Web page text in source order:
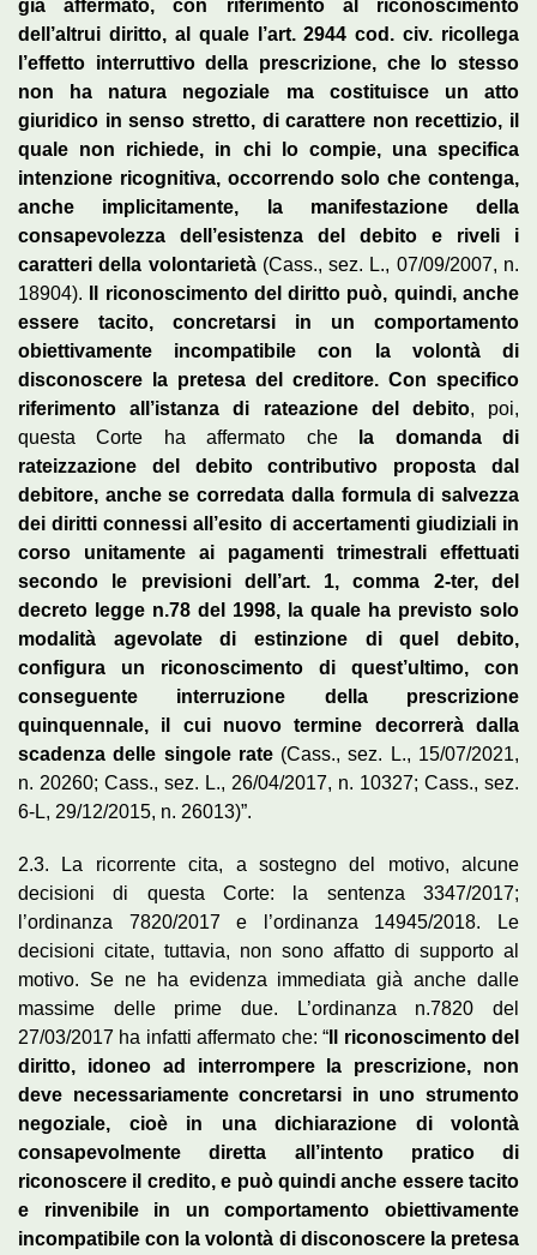
già affermato, con riferimento al riconoscimento
dell’altrui diritto, al quale l’art. 2944 cod. civ. ricollega
l’effetto interruttivo della prescrizione, che lo stesso
non ha natura negoziale ma costituisce un atto
giuridico in senso stretto, di carattere non recettizio, il
quale non richiede, in chi lo compie, una specifica
intenzione ricognitiva, occorrendo solo che contenga,
anche implicitamente, la manifestazione della
consapevolezza dell’esistenza del debito e riveli i
caratteri della volontarietà(Cass., sez. L., 07/09/2007, n.
18904).
Il riconoscimento del diritto può, quindi, anche
essere tacito, concretarsi in un comportamento
obiettivamente incompatibile con la volontà di
disconoscere la pretesa del creditore. Con specifico
riferimento all’istanza di rateazione del debito, poi,
questa Corte ha affermato che
la domanda di
rateizzazione del debito contributivo proposta dal
debitore, anche se corredata dalla formula di salvezza
dei diritti connessi all’esito di accertamenti giudiziali in
corso unitamente ai pagamenti trimestrali effettuati
secondo le previsioni dell’art. 1, comma 2-ter, del
decreto legge n.78 del 1998, la quale ha previsto solo
modalità agevolate di estinzione di quel debito,
configura un riconoscimento di quest’ultimo, con
conseguente interruzione della prescrizione
quinquennale, il cui nuovo termine decorrerà dalla
scadenza delle singole rate(Cass., sez. L., 15/07/2021,
n. 20260; Cass., sez. L., 26/04/2017, n. 10327; Cass., sez.
6-L, 29/12/2015, n. 26013)”.
2.3. La ricorrente cita, a sostegno del motivo, alcune
decisioni di questa Corte: la sentenza 3347/2017;
l’ordinanza 7820/2017 e l’ordinanza 14945/2018. Le
decisioni citate, tuttavia, non sono affatto di supporto al
motivo. Se ne ha evidenza immediata già anche dalle
massime delle prime due. L’ordinanza n.7820 del
27/03/2017 ha infatti affermato che: “ Il riconoscimento del
diritto, idoneo ad interrompere la prescrizione, non
deve necessariamente concretarsi in uno strumento
negoziale, cioè in una dichiarazione di volontà
consapevolmente diretta all’intento pratico di
riconoscere il credito, e può quindi anche essere tacito
e rinvenibile in un comportamento obiettivamente
incompatibile con la volontà di disconoscere la pretesa